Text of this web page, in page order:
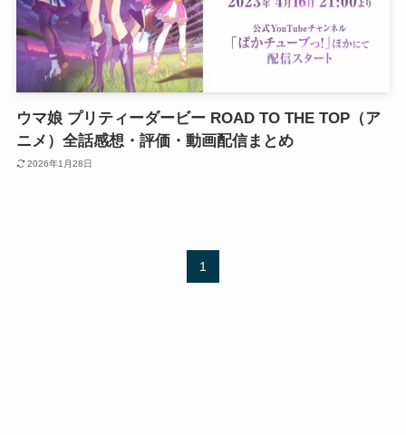
ウマ娘 プリティーダービー ROAD TO THE TOP（ア
ニメ）全話感想・評価・動画配信まとめ
2026年1月28日
1